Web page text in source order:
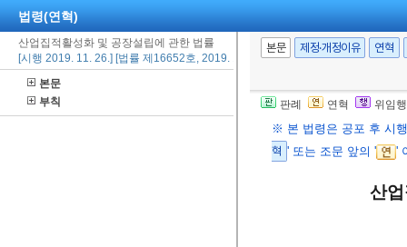
법령(연혁)
산업집적활성화 및 공장설립에 관한 법률
[시행 2019. 11. 26.] [법률 제16652호, 2019. 11. 26., 타법개정]
본문
부칙
본문 제정·개정이유 연혁
판례 연혁 위임
※ 본 법령은 공포 후 시
혁 ' 또는 조문 앞의 ' '
산